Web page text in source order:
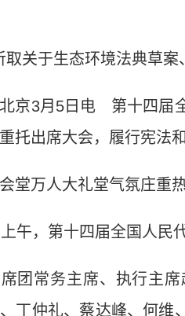
取关于生态环境法典草
京3月5日电 第十四届
托出席大会，履行宪法
堂万人大礼堂气氛庄重
午，第十四届全国人民
团常务主席、执行主
丁仲礼、蔡达峰、何维